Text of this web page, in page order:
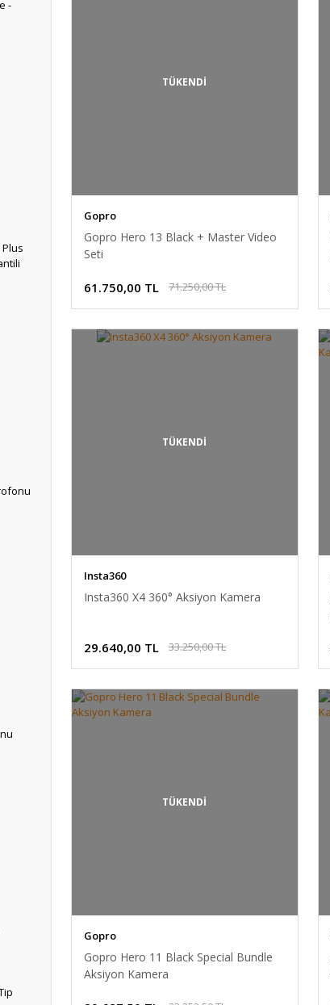
TÜKENDİ
Gopro
Gopro Hero 13 Black + Master Video
Seti
61.750,00 TL 71.250,00 TL
TÜKENDİ
Insta360
Insta360 X4 360° Aksiyon Kamera
29.640,00 TL 33.250,00 TL
TÜKENDİ
Gopro
Gopro Hero 11 Black Special Bundle
Aksiyon Kamera